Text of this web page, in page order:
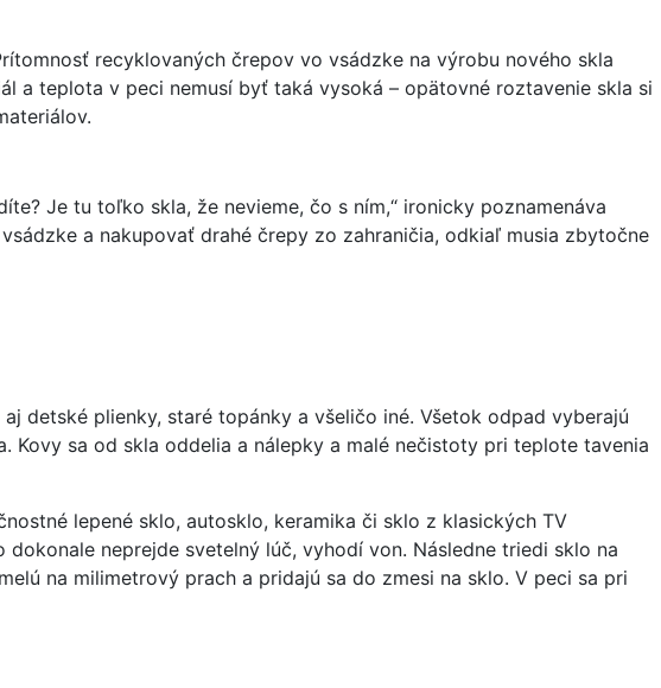
recyklovaných črepov vo vsádzke na výrobu nového skla
a teplota v peci nemusí byť taká vysoká – opätovné roztavenie skla si
Je tu toľko skla, že nevieme, čo s ním,“ ironicky poznamenáva
a nakupovať drahé črepy zo zahraničia, odkiaľ musia zbytočne
detské plienky, staré topánky a všeličo iné. Všetok odpad vyberajú
sa od skla oddelia a nálepky a malé nečistoty pri teplote tavenia
lepené sklo, autosklo, keramika či sklo z klasických TV
neprejde svetelný lúč, vyhodí von. Následne triedi sklo na
na milimetrový prach a pridajú sa do zmesi na sklo. V peci sa pri